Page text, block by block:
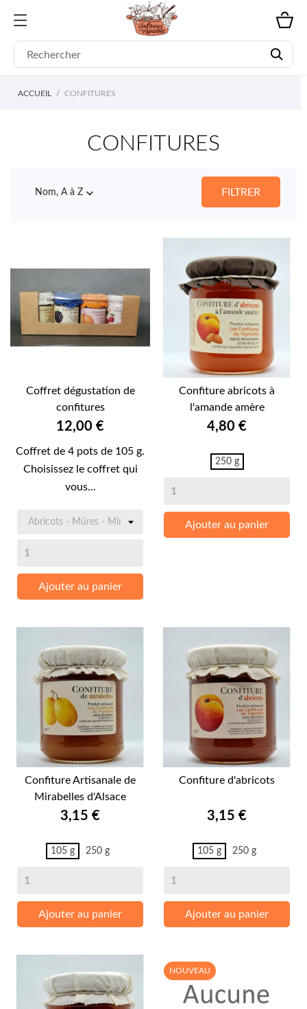
ACCUEIL CONFITURES
CONFITURES
Nom, A à Z  FILTRER
Coffret dégustation de
confitures
Prix
12,00 €
Coffret de 4 pots de 105 g.
Choisissez le coffret qui
vous...
Ajouter au panier
Confiture abricots à
l'amande amère
Prix
4,80 €
250 g
Ajouter au panier
Confiture Artisanale de
Mirabelles d'Alsace
Prix
3,15 €
105 g 250 g
Ajouter au panier
Confiture d'abricots
Prix
3,15 €
105 g 250 g
Ajouter au panier
NOUVEAU